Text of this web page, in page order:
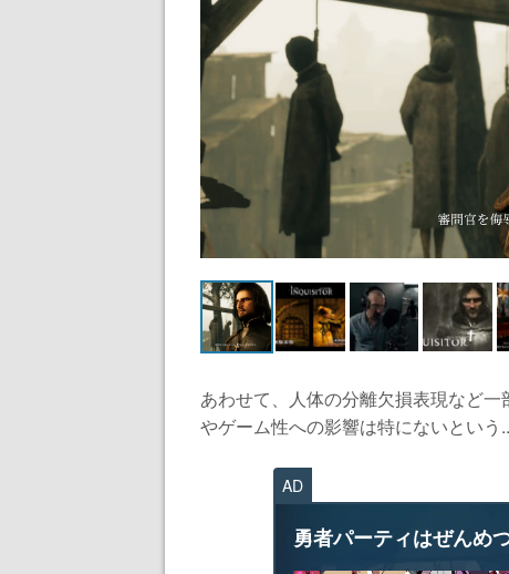
あわせて、人体の分離欠損表現など
やゲーム性への影響は特にないという
AD
勇者パーティはぜんめ